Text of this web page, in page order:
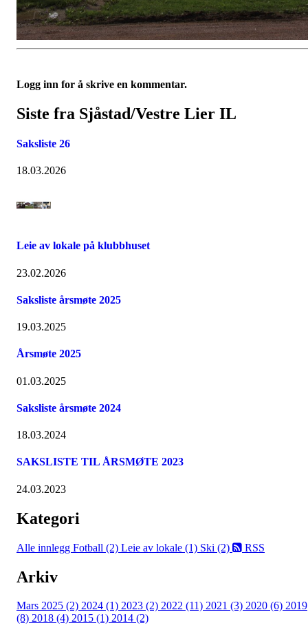
Logg inn for å skrive en kommentar.
Siste fra Sjåstad/Vestre Lier IL
Saksliste 26
18.03.2026
Leie av lokale på klubbhuset
23.02.2026
Saksliste årsmøte 2025
19.03.2025
Årsmøte 2025
01.03.2025
Saksliste årsmøte 2024
18.03.2024
SAKSLISTE TIL ÅRSMØTE 2023
24.03.2023
Kategori
Alle innlegg Fotball (2) Leie av lokale (1) Ski (2) RSS
Arkiv
Mars 2025 (2) 2024 (1) 2023 (2) 2022 (11) 2021 (3) 2020 (6) 2019
(8) 2018 (4) 2015 (1) 2014 (2)